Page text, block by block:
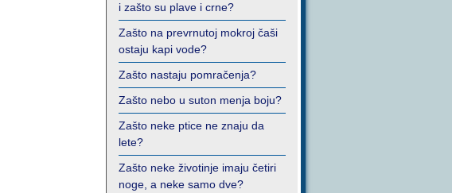
i zašto su plave i crne?
Zašto na prevrnutoj mokroj čaši
ostaju kapi vode?
Zašto nastaju pomračenja?
Zašto nebo u suton menja boju?
Zašto neke ptice ne znaju da
lete?
Zašto neke životinje imaju četiri
noge, a neke samo dve?